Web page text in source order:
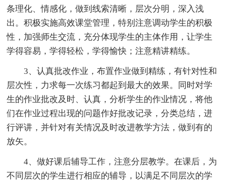
条理化、情感化，做到线索清晰，层次分明，深入浅
出。积极实施高效课堂管理，特别注意调动学生的积极
性，加强师生交流，充分体现学生的主体作用，让学生
学得容易，学得轻松，学得愉快；注意精讲精练。
3、认真批改作业，布置作业做到精练，有针对性和
层次性，力求每一次练习都起到最大的效果。同时对学
生的作业批改及时、认真，分析学生的作业情况，将他
们在作业过程出现的问题作好批改记录，分类总结，进
行评讲，并针对有关情况及时改进教学方法，做到有的
放矢。
4、做好课后辅导工作，注意分层教学。在课后，为
不同层次的学生进行相应的辅导，以满足不同层次的学